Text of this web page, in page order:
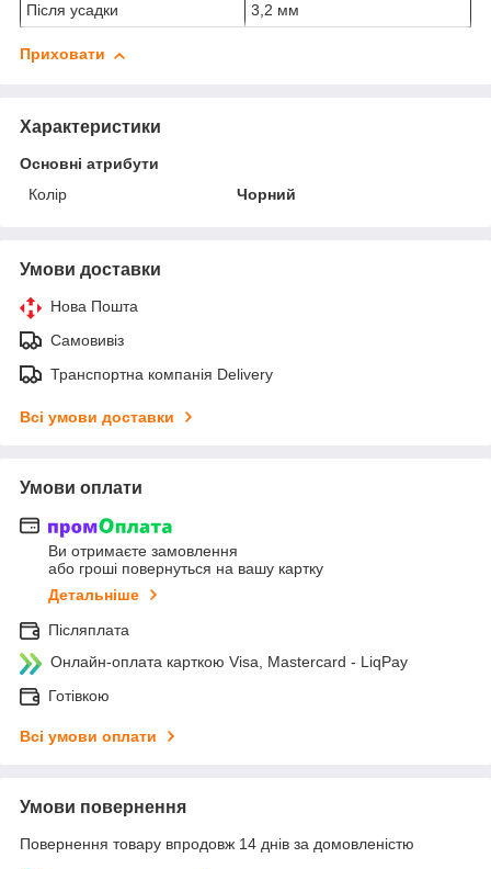
Після усадки
3,2 мм
Приховати
Характеристики
Основні атрибути
Колір
Чорний
Умови доставки
Нова Пошта
Самовивіз
Транспортна компанія Delivery
Всі умови доставки
Умови оплати
Ви отримаєте замовлення
або гроші повернуться на вашу картку
Детальніше
Післяплата
Онлайн-оплата карткою Visa, Mastercard - LiqPay
Готівкою
Всі умови оплати
Умови повернення
Повернення товару впродовж 14 днів за домовленістю